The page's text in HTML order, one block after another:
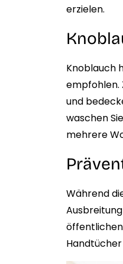
erzielen.
Knoblauch
empfohlen.
und
waschen
mehrere
Während
öffentlichen